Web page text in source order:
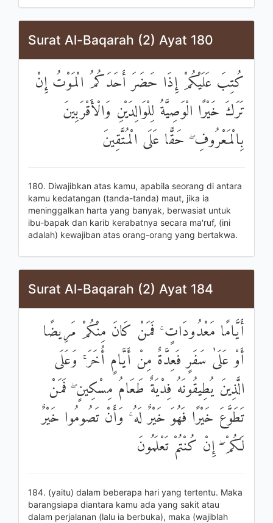
Surat Al-Baqarah (2) Ayat 180
كُتِبَ عَلَيْكُمْ إِذَا حَضَرَ أَحَدَكُمُ الْمَوْتُ إِنْ
تَرَكَ خَيْرًا الْوَصِيَّةُ لِلْوَالِدَيْنِ وَالْأَقْرَبِينَ
بِالْمَعْرُوفِ ۖ حَقًّا عَلَى الْمُتَّقِينَ
180. Diwajibkan atas kamu, apabila seorang di antara
kamu kedatangan (tanda-tanda) maut, jika ia
meninggalkan harta yang banyak, berwasiat untuk
ibu-bapak dan karib kerabatnya secara ma'ruf, (ini
adalah) kewajiban atas orang-orang yang bertakwa.
Surat Al-Baqarah (2) Ayat 184
أَيَّامًا مَعْدُودَاتٍ ۚ فَمَنْ كَانَ مِنْكُمْ مَرِيضًا
أَوْ عَلَىٰ سَفَرٍ فَعِدَّةٌ مِنْ أَيَّامٍ أُخَرَ ۚ وَعَلَى
الَّذِينَ يُطِيقُونَهُ فِدْيَةٌ طَعَامُ مِسْكِينٍ ۖ فَمَنْ
تَطَوَّعَ خَيْرًا فَهُوَ خَيْرٌ لَهُ ۚ وَأَنْ تَصُومُوا خَيْرٌ
لَكُمْ ۖ إِنْ كُنْتُمْ تَعْلَمُونَ
184. (yaitu) dalam beberapa hari yang tertentu. Maka
barangsiapa diantara kamu ada yang sakit atau
dalam perjalanan (lalu ia berbuka), maka (wajiblah